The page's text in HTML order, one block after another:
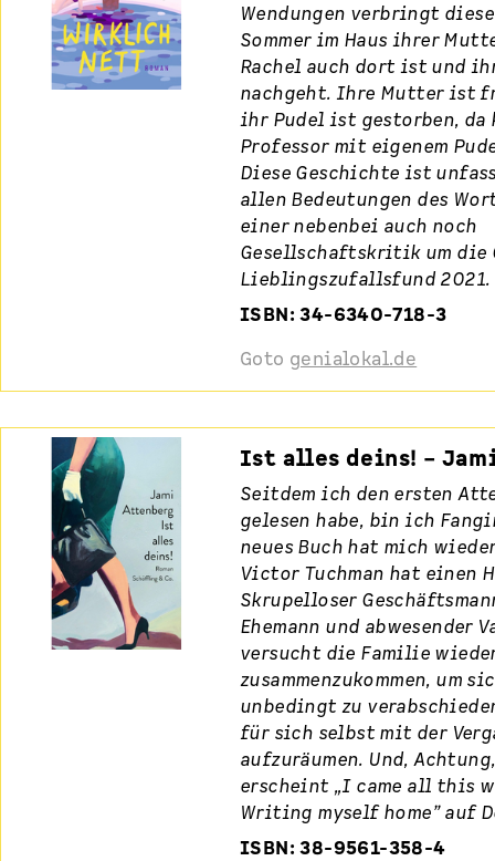
Wendungen verbringt
Sommer im Haus ihrer
Rachel auch dort ist und
nachgeht. Ihre Mutter ist
ihr Pudel ist gestorben, da
Professor mit eigenem
Diese Geschichte ist
allen Bedeutungen des
einer nebenbei auch noch
Gesellschaftskritik um die
Lieblingszufallsfund 2021.
ISBN: 34-6340-718-3
Goto genialokal.de
Ist alles deins! –
Seitdem ich den ersten
gelesen habe, bin ich
neues Buch hat mich
Victor Tuchman hat einen
Skrupelloser
Ehemann und abwesender
versucht die Familie
zusammenzukommen, um
unbedingt zu
für sich selbst mit der
aufzuräumen. Und,
erscheint „I came all this
Writing myself home” auf
ISBN: 38-9561-358-4